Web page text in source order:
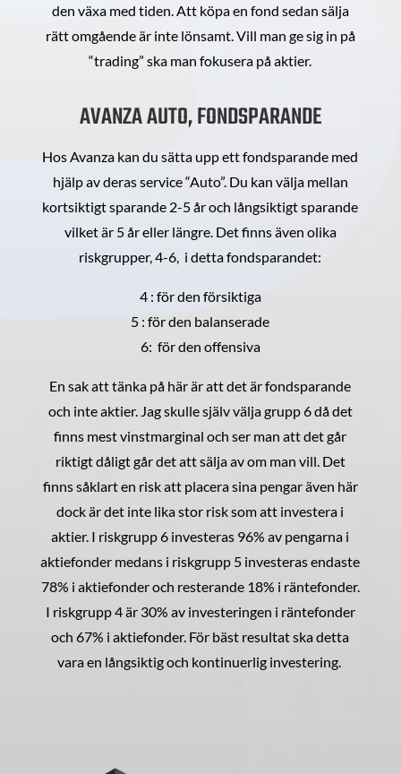
den växa med tiden. Att köpa en fond sedan sälja
rätt omgående är inte lönsamt. Vill man ge sig in på
“trading” ska man fokusera på aktier.
AVANZA AUTO, FONDSPARANDE
Hos Avanza kan du sätta upp ett fondsparande med
hjälp av deras service “Auto”. Du kan välja mellan
kortsiktigt sparande 2-5 år och långsiktigt sparande
vilket är 5 år eller längre. Det finns även olika
riskgrupper, 4-6, i detta fondsparandet:
4 : för den försiktiga
5 : för den balanserade
6: för den offensiva
En sak att tänka på här är att det är fondsparande
och inte aktier. Jag skulle själv välja grupp 6 då det
finns mest vinstmarginal och ser man att det går
riktigt dåligt går det att sälja av om man vill. Det
finns såklart en risk att placera sina pengar även här
dock är det inte lika stor risk som att investera i
aktier. I riskgrupp 6 investeras 96% av pengarna i
aktiefonder medans i riskgrupp 5 investeras endaste
78% i aktiefonder och resterande 18% i räntefonder.
I riskgrupp 4 är 30% av investeringen i räntefonder
och 67% i aktiefonder. För bäst resultat ska detta
vara en långsiktig och kontinuerlig investering.